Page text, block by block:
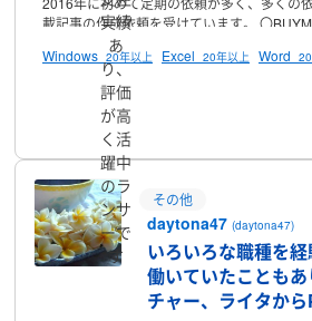
載記事の作成依頼を受けています。
〇
BUYMAのコンサルタント（2026年１月で6
施）BUYMAの買付業務（2026年１月で8年
のコンサルタント（2026年で3年）
BUYMAの打ち合わせ
有料になります。
ントは有料です。
から始めました）ライティング業務は500
文章を中心に定期作成の依頼が多いです。
多く、以下の記事を5回程度の連載する依頼
金融関係投資仮想通貨
Windows 20年以上 Excel 20年以上 Word
実績
あ
り、
評価
が高
く活
躍中
のラ
ンサ
ーで
す
その他
daytona47(daytona47)
いろいろな職種を
働いていたことも
チャー、ライタから